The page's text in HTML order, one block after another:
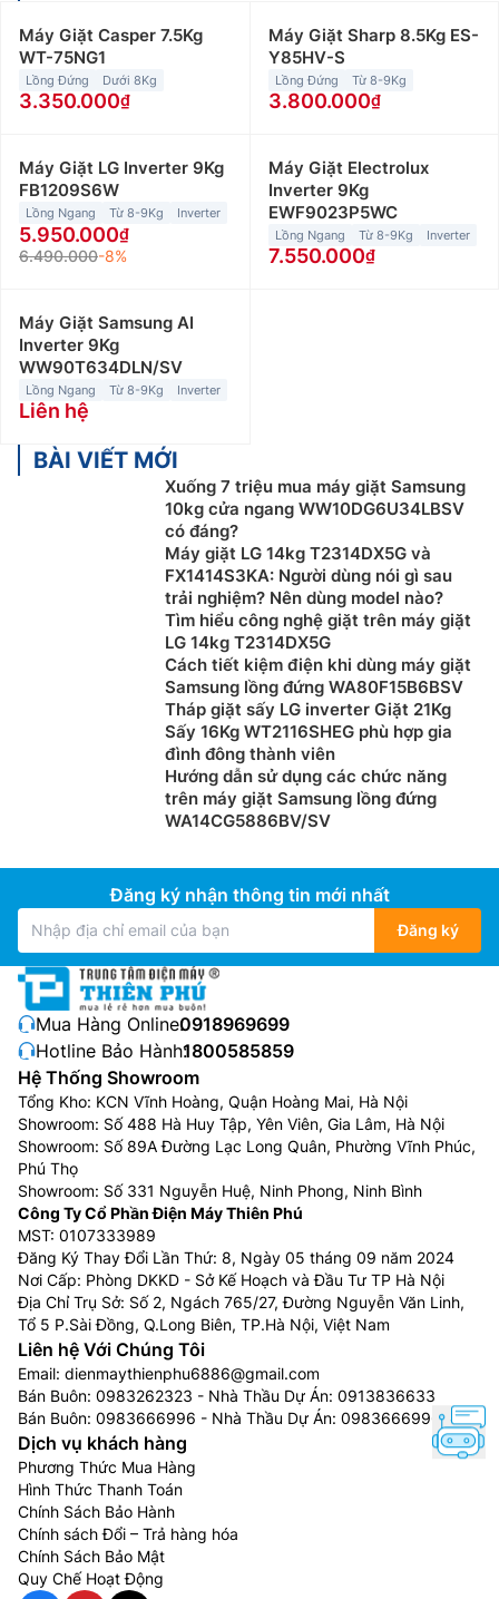
Máy Giặt Casper 7.5Kg
WT-75NG1
Lồng Đứng Dưới 8Kg
3.350.000
Máy Giặt Sharp 8.5Kg ES-
Y85HV-S
Lồng Đứng Từ 8-9Kg
3.800.000
Máy Giặt LG Inverter 9Kg
FB1209S6W
Lồng Ngang Từ 8-9Kg Inverter
5.950.000
6.490.000-8%
Máy Giặt Electrolux
Inverter 9Kg
EWF9023P5WC
Lồng Ngang Từ 8-9Kg Inverter
7.550.000
Máy Giặt Samsung AI
Inverter 9Kg
WW90T634DLN/SV
Lồng Ngang Từ 8-9Kg Inverter
Liên hệ
BÀI VIẾT MỚI
Xuống 7 triệu mua máy giặt Samsung
10kg cửa ngang WW10DG6U34LBSV
có đáng?
Máy giặt LG 14kg T2314DX5G và
FX1414S3KA: Người dùng nói gì sau
trải nghiệm? Nên dùng model nào?
Tìm hiểu công nghệ giặt trên máy giặt
LG 14kg T2314DX5G
Cách tiết kiệm điện khi dùng máy giặt
Samsung lồng đứng WA80F15B6BSV
Tháp giặt sấy LG inverter Giặt 21Kg
Sấy 16Kg WT2116SHEG phù hợp gia
đình đông thành viên
Hướng dẫn sử dụng các chức năng
trên máy giặt Samsung lồng đứng
WA14CG5886BV/SV
Đăng ký nhận thông tin mới nhất
Đăng ký
Mua Hàng Online:0918969699
Hotline Bảo Hành:1800585859
Hệ Thống Showroom
Tổng Kho: KCN Vĩnh Hoàng, Quận Hoàng Mai, Hà Nội
Showroom: Số 488 Hà Huy Tập, Yên Viên, Gia Lâm, Hà Nội
Showroom: Số 89A Đường Lạc Long Quân, Phường Vĩnh Phúc,
Phú Thọ
Showroom: Số 331 Nguyễn Huệ, Ninh Phong, Ninh Bình
Công Ty Cổ Phần Điện Máy Thiên Phú
MST: 0107333989
Đăng Ký Thay Đổi Lần Thứ: 8, Ngày 05 tháng 09 năm 2024
Nơi Cấp: Phòng DKKD - Sở Kế Hoạch và Đầu Tư TP Hà Nội
Địa Chỉ Trụ Sở: Số 2, Ngách 765/27, Đường Nguyễn Văn Linh,
Tổ 5 P.Sài Đồng, Q.Long Biên, TP.Hà Nội, Việt Nam
Liên hệ Với Chúng Tôi
Email: dienmaythienphu6886@gmail.com
Bán Buôn: 0983262323 - Nhà Thầu Dự Án: 0913836633
Bán Buôn: 0983666996 - Nhà Thầu Dự Án: 0983666996
Dịch vụ khách hàng
Phương Thức Mua Hàng
Hình Thức Thanh Toán
Chính Sách Bảo Hành
Chính sách Đổi – Trả hàng hóa
Chính Sách Bảo Mật
Quy Chế Hoạt Động